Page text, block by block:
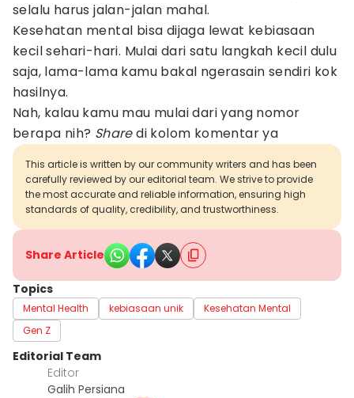
selalu harus jalan-jalan mahal.
Kesehatan mental bisa dijaga lewat kebiasaan
kecil sehari-hari. Mulai dari satu langkah kecil dulu
saja, lama-lama kamu bakal ngerasain sendiri kok
hasilnya.
Nah, kalau kamu mau mulai dari yang nomor
berapa nih? Sharedi kolom komentar ya
This article is written by our community writers and has been
carefully reviewed by our editorial team. We strive to provide
the most accurate and reliable information, ensuring high
standards of quality, credibility, and trustworthiness.
Share Article
Topics
Mental Health kebiasaan unik
Kesehatan Mental
Gen Z
Editorial Team
Editor
Galih Persiana